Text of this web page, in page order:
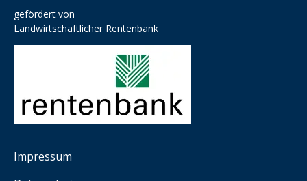
gefördert von
Landwirtschaftlicher Rentenbank
Impressum